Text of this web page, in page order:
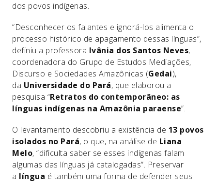
dos povos indígenas.
“Desconhecer os falantes e ignorá-los alimenta o
processo histórico de apagamento dessas línguas”,
definiu a professora Ivânia dos Santos Neves,
coordenadora do Grupo de Estudos Mediações,
Discurso e Sociedades Amazônicas (Gedai),
da Universidade do Pará, que elaborou a
pesquisa “Retratos do contemporâneo: as
línguas indígenas na Amazônia paraense”.
O levantamento descobriu a existência de 13 povos
isolados no Pará, o que, na análise de Liana
Melo, “dificulta saber se esses indígenas falam
algumas das línguas já catalogadas”. Preservar
a língua é também uma forma de defender seus